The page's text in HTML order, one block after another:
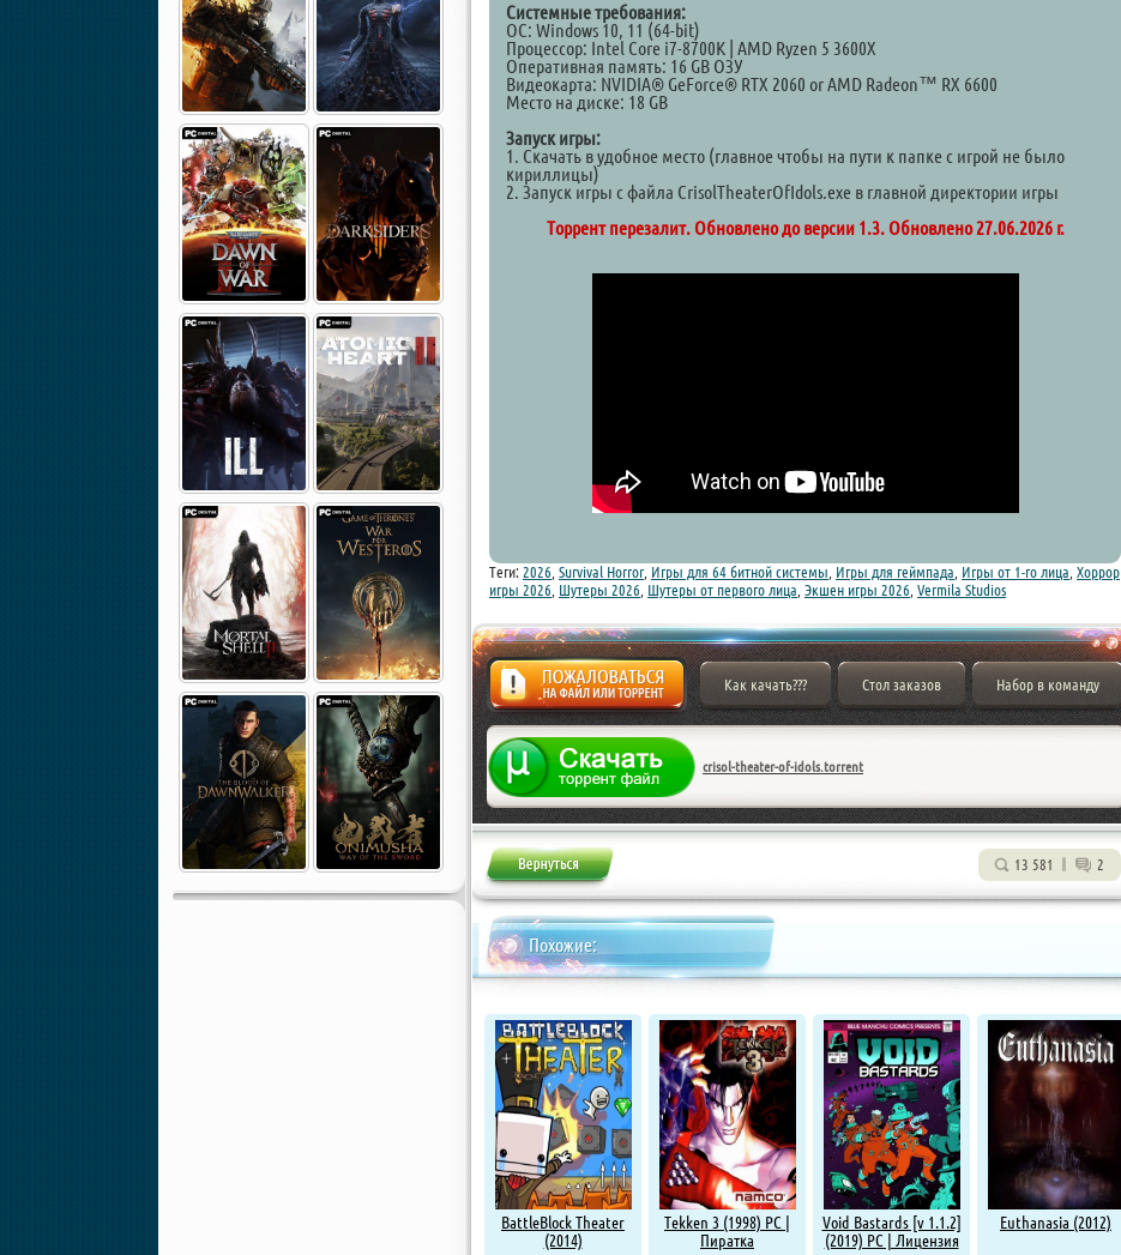
Системные требования:
ОС: Windows 10, 11 (64-bit)
Процессор: Intel Core i7-8700K | AMD Ryzen 5 3600X
Оперативная память: 16 GB ОЗУ
Видеокарта: NVIDIA® GeForce® RTX 2060 or AMD Radeon™ RX 6600
Место на диске: 18 GB
Запуск игры:
1. Скачать в удобное место (главное чтобы на пути к папке с игрой не было
кириллицы)
2. Запуск игры с файла CrisolTheaterOfIdols.exe в главной директории игры
Торрент перезалит. Обновлено до версии 1.3. Обновлено 27.06.2026 г.
Теги: 2026 Survival Horror Игры для 64 битной системы Игры для геймпада Игры от 1-го лица Хоррор
игры 2026 Шутеры 2026 Шутеры от первого лица Экшен игры 2026 Vermila Studios
Жалоба
Как качать??? Стол заказов Набор в команду
crisol-theater-of-idols.torrent
13 581 2
Похожие:
BattleBlock Theater
(2014)
Tekken 3 (1998) PC |
Пиратка
Void Bastards [v 1.1.2]
(2019) PC | Лицензия
Euthanasia (2012)